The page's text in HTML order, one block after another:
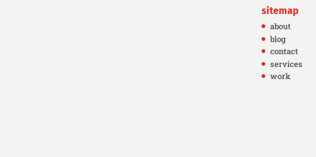
sitemap
about
blog
contact
services
work